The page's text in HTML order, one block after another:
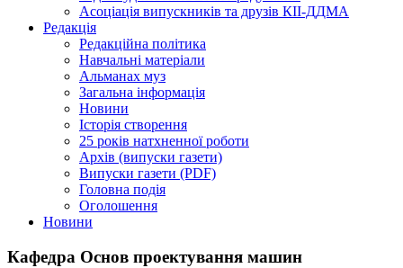
Асоціація випускників та друзів КІІ-ДДМА
Редакція
Редакційна політика
Навчальні матеріали
Альманах муз
Загальна інформація
Новини
Історія створення
25 років натхненної роботи
Архів (випуски газети)
Випуски газети (PDF)
Головна подія
Оголошення
Новини
Кафедра Основ проектування машин